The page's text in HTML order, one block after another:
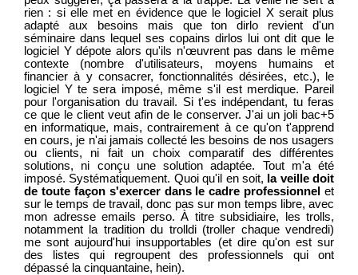
rien : si elle met en évidence que le logiciel X serait plus
adapté aux besoins mais que ton dirlo revient d'un
séminaire dans lequel ses copains dirlos lui ont dit que le
logiciel Y dépote alors qu'ils n'œuvrent pas dans le même
contexte (nombre d'utilisateurs, moyens humains et
financier à y consacrer, fonctionnalités désirées, etc.), le
logiciel Y te sera imposé, même s'il est merdique. Pareil
pour l'organisation du travail. Si t'es indépendant, tu feras
ce que le client veut afin de le conserver. J'ai un joli bac+5
en informatique, mais, contrairement à ce qu'on t'apprend
en cours, je n'ai jamais collecté les besoins de nos usagers
ou clients, ni fait un choix comparatif des différentes
solutions, ni conçu une solution adaptée. Tout m'a été
imposé. Systématiquement. Quoi qu'il en soit, la veille doit
de toute façon s'exercer dans le cadre professionnel et
sur le temps de travail, donc pas sur mon temps libre, avec
mon adresse emails perso. À titre subsidiaire, les trolls,
notamment la tradition du trolldi (troller chaque vendredi)
me sont aujourd'hui insupportables (et dire qu'on est sur
des listes qui regroupent des professionnels qui ont
dépassé la cinquantaine, hein).